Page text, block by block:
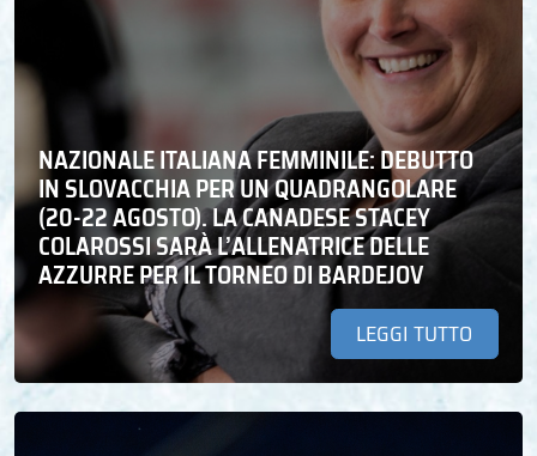
NAZIONALE ITALIANA FEMMINILE: DEBUTTO
IN SLOVACCHIA PER UN QUADRANGOLARE
(20-22 AGOSTO). LA CANADESE STACEY
COLAROSSI SARÀ L’ALLENATRICE DELLE
AZZURRE PER IL TORNEO DI BARDEJOV
LEGGI TUTTO